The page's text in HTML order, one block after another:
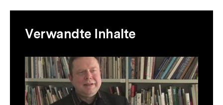
zur
Thematik
Verwandte Inhalte
Inhaltskarussell
überspringen